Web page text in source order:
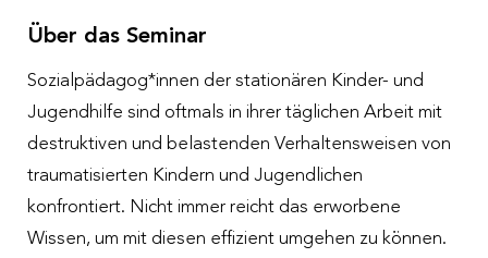
Über das Seminar
Sozialpädagog*innen der stationären Kinder- und
Jugendhilfe sind oftmals in ihrer täglichen Arbeit mit
destruktiven und belastenden Verhaltensweisen von
traumatisierten Kindern und Jugendlichen
konfrontiert. Nicht immer reicht das erworbene
Wissen, um mit diesen effizient umgehen zu können.